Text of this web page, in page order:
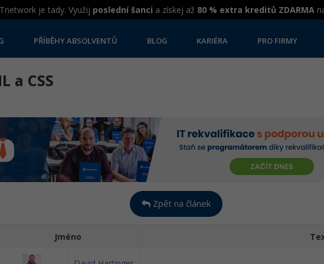
je tady. Využij poslední šanci a získej až 80 % extra kreditů ZDARMA
PŘÍBĚHY ABSOLVENTŮ BLOG KARIÉRA PRO FIRMY
a CSS
Zpět na článek
Jméno